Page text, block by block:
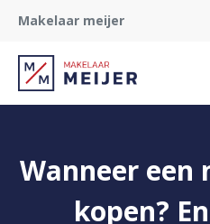
Makelaar meijer
Wanneer een
kopen?